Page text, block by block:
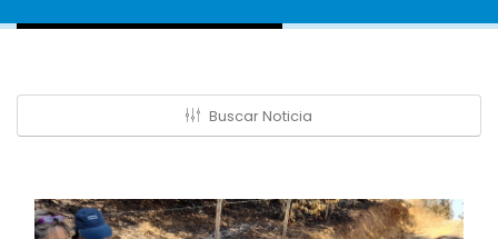
Buscar Noticia